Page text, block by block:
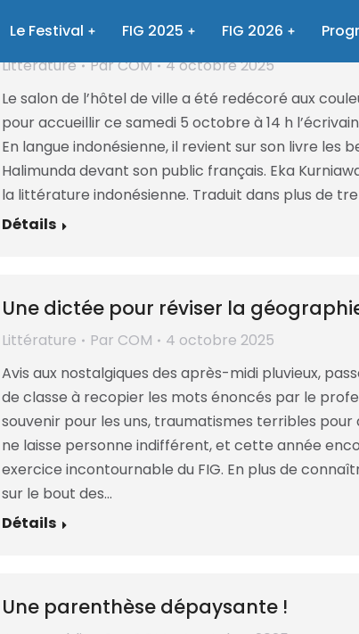
Le Festival FIG 2025 FIG 2026
Entre fiction et réalité avec Eka
Littérature ParCOM
4 octobre 2025
Le salon de l’hôtel de ville a été redécoré aux
pour accueillir ce samedi 5 octobre à 14 h
En langue indonésienne, il revient sur son livre les
Halimunda devant son public français. Eka
la littérature indonésienne. Traduit dans plus de
Détails
Une dictée pour réviser la
Littérature Par COM
4 octobre 2025
Avis aux nostalgiques des après-midi pluvieux,
de classe à recopier les mots énoncés par le
souvenir pour les uns, traumatismes terribles pour
ne laisse personne indifférent, et cette année
exercice incontournable du FIG. En plus de
sur le bout des…
Détails
Une parenthèse dépaysante !